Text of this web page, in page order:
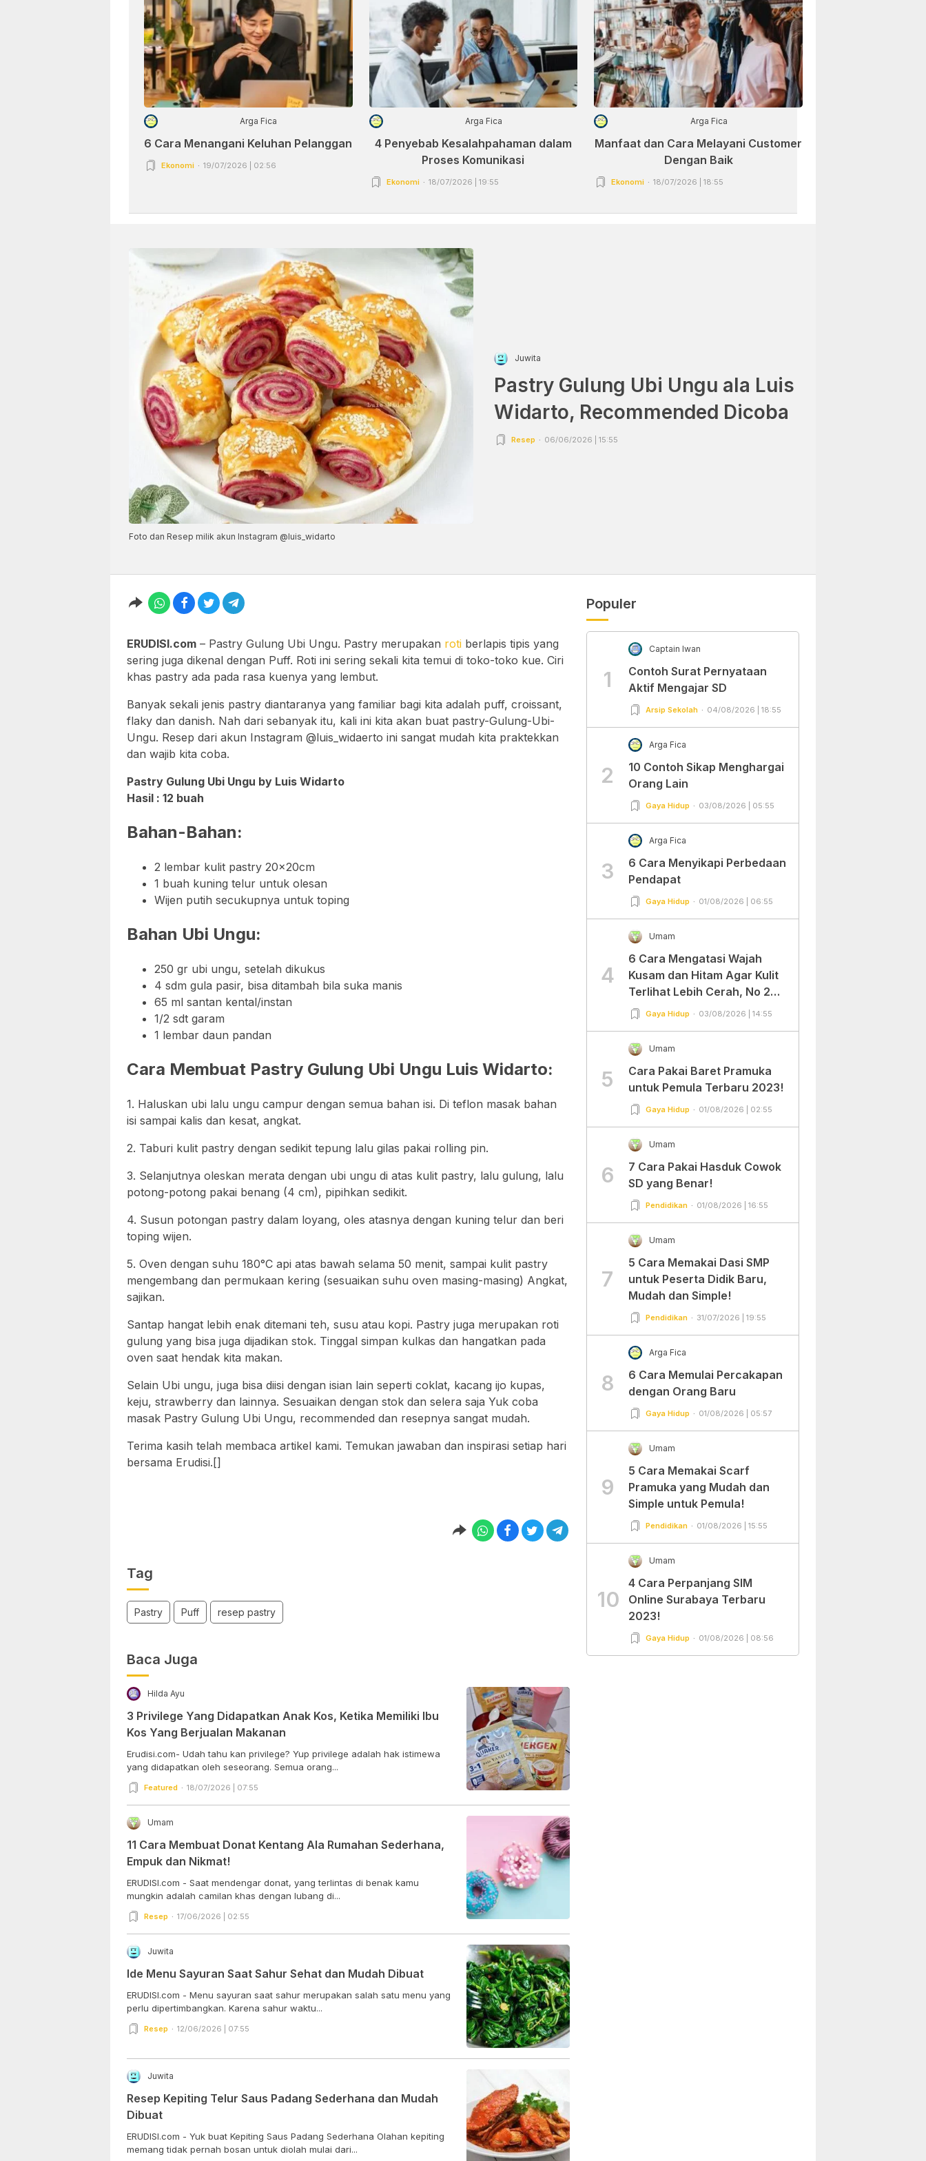
Arga Fica
6 Cara Menangani Keluhan Pelanggan
Ekonomi 19/07/2026 | 02:56
Arga Fica
4 Penyebab Kesalahpahaman dalam
Proses Komunikasi
Ekonomi 18/07/2026 | 19:55
Arga Fica
Manfaat dan Cara Melayani Customer
Dengan Baik
Ekonomi 18/07/2026 | 18:55
Foto dan Resep milik akun Instagram @luis_widarto
Juwita
Pastry Gulung Ubi Ungu ala Luis
Widarto, Recommended Dicoba
Resep 06/06/2026 | 15:55
ERUDISI.com – Pastry Gulung Ubi Ungu. Pastry merupakan roti berlapis tipis yang
sering juga dikenal dengan Puff. Roti ini sering sekali kita temui di toko-toko kue. Ciri
khas pastry ada pada rasa kuenya yang lembut.
Banyak sekali jenis pastry diantaranya yang familiar bagi kita adalah puff, croissant,
flaky dan danish. Nah dari sebanyak itu, kali ini kita akan buat pastry-Gulung-Ubi-
Ungu. Resep dari akun Instagram @luis_widaerto ini sangat mudah kita praktekkan
dan wajib kita coba.
Pastry Gulung Ubi Ungu by Luis Widarto
Hasil : 12 buah
Bahan-Bahan:
2 lembar kulit pastry 20x20cm
1 buah kuning telur untuk olesan
Wijen putih secukupnya untuk toping
Bahan Ubi Ungu:
250 gr ubi ungu, setelah dikukus
4 sdm gula pasir, bisa ditambah bila suka manis
65 ml santan kental/instan
1/2 sdt garam
1 lembar daun pandan
Cara Membuat Pastry Gulung Ubi Ungu Luis Widarto:
1. Haluskan ubi lalu ungu campur dengan semua bahan isi. Di teflon masak bahan
isi sampai kalis dan kesat, angkat.
2. Taburi kulit pastry dengan sedikit tepung lalu gilas pakai rolling pin.
3. Selanjutnya oleskan merata dengan ubi ungu di atas kulit pastry, lalu gulung, lalu
potong-potong pakai benang (4 cm), pipihkan sedikit.
4. Susun potongan pastry dalam loyang, oles atasnya dengan kuning telur dan beri
toping wijen.
5. Oven dengan suhu 180°C api atas bawah selama 50 menit, sampai kulit pastry
mengembang dan permukaan kering (sesuaikan suhu oven masing-masing) Angkat,
sajikan.
Santap hangat lebih enak ditemani teh, susu atau kopi. Pastry juga merupakan roti
gulung yang bisa juga dijadikan stok. Tinggal simpan kulkas dan hangatkan pada
oven saat hendak kita makan.
Selain Ubi ungu, juga bisa diisi dengan isian lain seperti coklat, kacang ijo kupas,
keju, strawberry dan lainnya. Sesuaikan dengan stok dan selera saja Yuk coba
masak Pastry Gulung Ubi Ungu, recommended dan resepnya sangat mudah.
Terima kasih telah membaca artikel kami. Temukan jawaban dan inspirasi setiap hari
bersama Erudisi.[]
Tag
Pastry Puff resep pastry
Baca Juga
Hilda Ayu
3 Privilege Yang Didapatkan Anak Kos, Ketika Memiliki Ibu
Kos Yang Berjualan Makanan
Erudisi.com- Udah tahu kan privilege? Yup privilege adalah hak istimewa
yang didapatkan oleh seseorang. Semua orang...
Featured 18/07/2026 | 07:55
Umam
11 Cara Membuat Donat Kentang Ala Rumahan Sederhana,
Empuk dan Nikmat!
ERUDISI.com - Saat mendengar donat, yang terlintas di benak kamu
mungkin adalah camilan khas dengan lubang di...
Resep 17/06/2026 | 02:55
Juwita
Ide Menu Sayuran Saat Sahur Sehat dan Mudah Dibuat
ERUDISI.com - Menu sayuran saat sahur merupakan salah satu menu yang
perlu dipertimbangkan. Karena sahur waktu...
Resep 12/06/2026 | 07:55
Juwita
Resep Kepiting Telur Saus Padang Sederhana dan Mudah
Dibuat
ERUDISI.com - Yuk buat Kepiting Saus Padang Sederhana Olahan kepiting
memang tidak pernah bosan untuk diolah mulai dari...
Populer
1
Captain Iwan
Contoh Surat Pernyataan
Aktif Mengajar SD
Arsip Sekolah 04/08/2026 | 18:55
2
Arga Fica
10 Contoh Sikap Menghargai
Orang Lain
Gaya Hidup 03/08/2026 | 05:55
3
Arga Fica
6 Cara Menyikapi Perbedaan
Pendapat
Gaya Hidup 01/08/2026 | 06:55
4
Umam
6 Cara Mengatasi Wajah
Kusam dan Hitam Agar Kulit
Terlihat Lebih Cerah, No 2
Gampang Banget dan Mudah
Gaya Hidup 03/08/2026 | 14:55
5
Umam
Cara Pakai Baret Pramuka
untuk Pemula Terbaru 2023!
Gaya Hidup 01/08/2026 | 02:55
6
Umam
7 Cara Pakai Hasduk Cowok
SD yang Benar!
Pendidikan 01/08/2026 | 16:55
7
Umam
5 Cara Memakai Dasi SMP
untuk Peserta Didik Baru,
Mudah dan Simple!
Pendidikan 31/07/2026 | 19:55
8
Arga Fica
6 Cara Memulai Percakapan
dengan Orang Baru
Gaya Hidup 01/08/2026 | 05:57
9
Umam
5 Cara Memakai Scarf
Pramuka yang Mudah dan
Simple untuk Pemula!
Pendidikan 01/08/2026 | 15:55
10
Umam
4 Cara Perpanjang SIM
Online Surabaya Terbaru
2023!
Gaya Hidup 01/08/2026 | 08:56